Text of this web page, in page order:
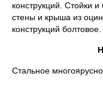
конструкций. Стойки
стены и крыша из
конструкций болтовое.
Стальное